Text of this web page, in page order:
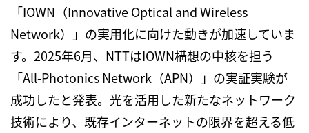
「IOWN （Innovative Optical and Wireless
Network）」の実用化に向けた動きが加速していま
す。 2025年6月、 NTTはIOWN構想の中核を担う
「All-Photonics Network （APN）」の実証実験が
成功したと発表。光を活用した新たなネットワーク
技術により、既存インターネットの限界を超える低